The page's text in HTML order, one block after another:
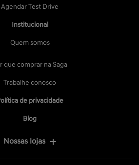
Agendar Test Drive
Institucional
Quem somos
que comprar na Saga
Trabalhe conosco
de privacidade
Blog
Nossas lojas